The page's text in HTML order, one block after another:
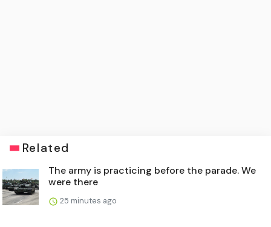
Related
The army is practicing before the parade. We
were there
25 minutes ago